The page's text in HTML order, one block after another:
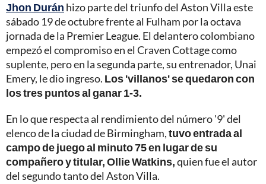
Jhon Durán hizo parte del triunfo del Aston Villa este
sábado 19 de octubre frente al Fulham por la octava
jornada de la Premier League. El delantero colombiano
empezó el compromiso en el Craven Cottage como
suplente, pero en la segunda parte, su entrenador, Unai
Emery, le dio ingreso. Los 'villanos' se quedaron con
los tres puntos al ganar 1-3.
En lo que respecta al rendimiento del número '9' del
elenco de la ciudad de Birmingham,tuvo entrada al
campo de juego al minuto 75 en lugar de su
compañero y titular, Ollie Watkins,quien fue el autor
del segundo tanto del Aston Villa.